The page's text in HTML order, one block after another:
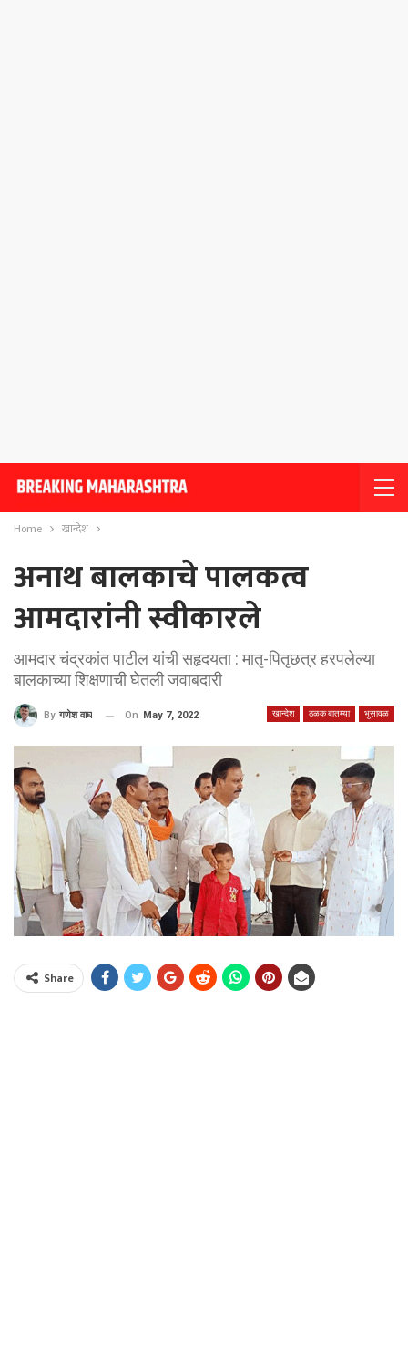
Home खान्देश
अनाथ बालकाचे पालकत्व
आमदारांनी स्वीकारले
आमदार चंद्रकांत पाटील यांची सहृदयता : मातृ-पितृछत्र हरपलेल्या
बालकाच्या शिक्षणाची घेतली जवाबदारी
खान्देश ठळक बातम्या भुसावळ
By गणेश वाघ On May 7, 2022
Share